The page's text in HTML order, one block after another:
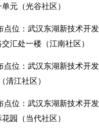
元（光谷社区）
点位：武汉东湖新技术开
汇处一楼（江南社区）
点位：武汉东湖新技术开
清江社区）
点位：武汉东湖新技术开
园（当代社区）